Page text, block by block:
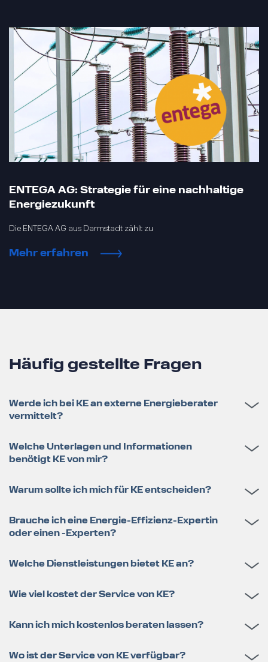
ENTEGA AG: Strategie für eine nachhaltige
Energiezukunft
Die ENTEGA AG aus Darmstadt zählt zu
Mehr erfahren
Häufig gestellte Fragen
Werde ich bei KE an externe Energieberater
vermittelt?
Welche Unterlagen und Informationen
benötigt KE von mir?
Warum sollte ich mich für KE entscheiden?
Brauche ich eine Energie-Effizienz-Expertin
oder einen -Experten?
Welche Dienstleistungen bietet KE an?
Wie viel kostet der Service von KE?
Kann ich mich kostenlos beraten lassen?
Wo ist der Service von KE verfügbar?